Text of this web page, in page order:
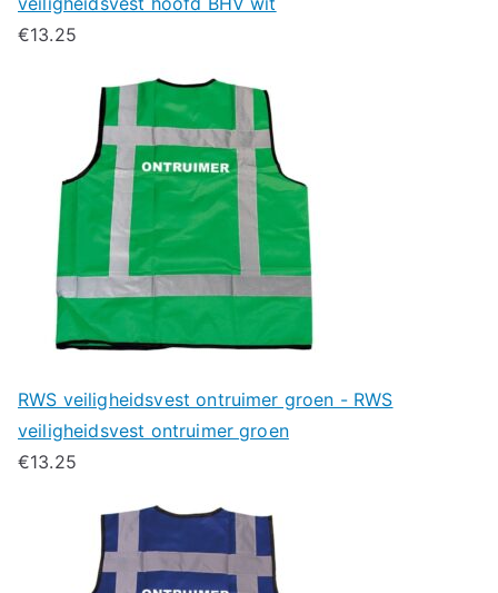
€13.25
RWS veiligheidsvest ontruimer groen - RWS
veiligheidsvest ontruimer groen
€13.25